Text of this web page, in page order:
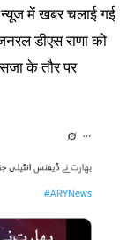
न्यूज में खबर चलाई गई
डीएस राणा को
के तौर पर